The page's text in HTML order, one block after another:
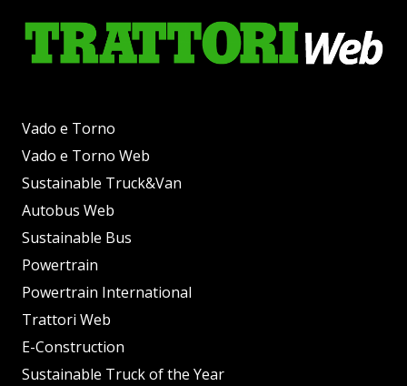
Vado e Torno
Vado e Torno Web
Sustainable Truck&Van
Autobus Web
Sustainable Bus
Powertrain
Powertrain International
Trattori Web
E-Construction
Sustainable Truck of the Year